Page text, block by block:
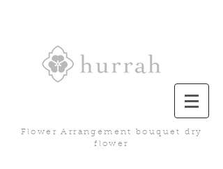
Flower Arrangement bouquet dry
flower